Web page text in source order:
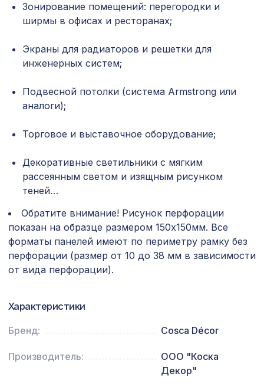
Натуральные обои Cosca Ла-Пас,
0,91 x 10 м
Декоративная балка, 150х120мм
Prints L5016, 0,91 x 6,2 м
1803 ₽
Prints L5023, 0,91 x 5,5 м
Профиль угловой внутренний,
черепаха, бамбук 1850х16х16 мм
257 ₽
Перфорированная панель АЖУР,
1030х695мм, ХДФ, дуб серый
2790х1020мм, ХДФ, клён
Перфорированная панель
отделки
Зонирование помещений: перегородки и
ширмы в офисах и ресторанах;
Экраны для радиаторов и решетки для
инженерных систем;
Подвесной потолки (система Armstrong или
аналоги);
Торговое и выставочное оборудование;
Декоративные светильники с мягким
рассеянным светом и изящным рисунком
теней…
Обратите внимание! Рисунок перфорации
показан на образце размером 150х150мм. Все
форматы панелей имеют по периметру рамку без
перфорации (размер от 10 до 38 мм в зависимости
от вида перфорации).
Характеристики
Бренд: Cosca Décor
Производитель:
ООО "Коска
Декор"